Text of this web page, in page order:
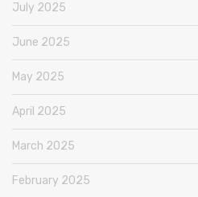
July 2025
June 2025
May 2025
April 2025
March 2025
February 2025